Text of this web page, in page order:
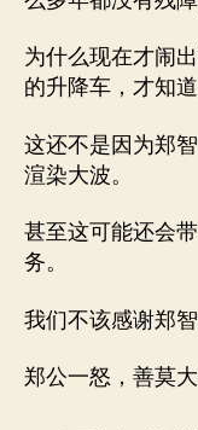
为什么现在才闹
的升降车，才知
这还不是因为郑
渲染大波。
甚至这可能还会
务。
我们不该感谢郑
郑公一怒，善莫大